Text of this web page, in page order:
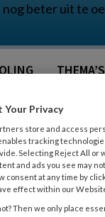
nog beter uit te
THEMA’S
Your Privacy
store and access
tracking
Selecting Reject All
and ads you see may
consent at any time by
effect within our
Then we only place